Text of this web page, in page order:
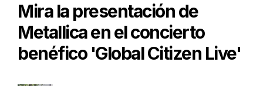
Mira la presentación de
Metallica en el concierto
benéfico 'Global Citizen Live'